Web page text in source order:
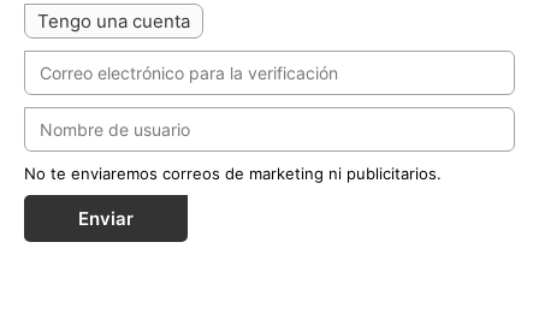
Tengo una cuenta
No te enviaremos correos de marketing ni publicitarios.
Enviar